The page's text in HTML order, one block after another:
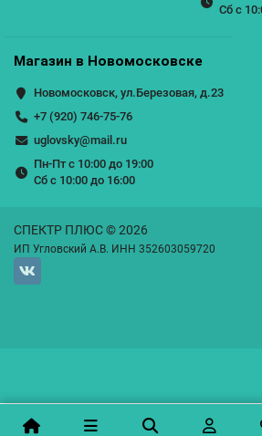
Сб с
Магазин в Новомосковске
Новомосковск, ул.Березовая, д.23
+7 (920) 746-75-76
uglovsky@mail.ru
Пн-Пт с 10:00 до 19:00
Сб с 10:00 до 16:00
СПЕКТР ПЛЮС © 2026
ИП Угловский А.В. ИНН 352603059720